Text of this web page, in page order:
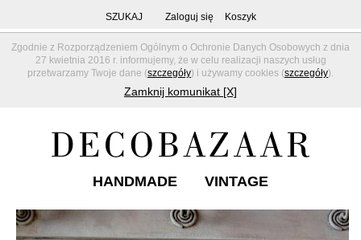
Zgodnie z Rozporządzeniem Ogólnym o Ochronie Danych Osobowych z dnia
27 kwietnia 2016 r. informujemy, że w celu realizacji naszych usług
przetwarzamy Twoje dane (szczegóły) i używamy cookies (szczegóły).
Zamknij komunikat [X]
SZUKAJ Zaloguj się Koszyk
HANDMADE VINTAGE